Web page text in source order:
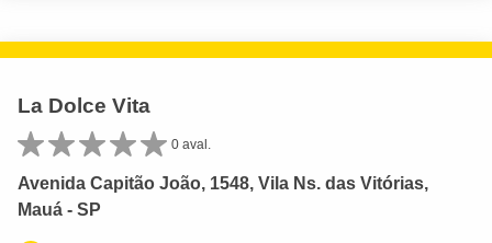
La Dolce Vita
0 aval.
Avenida Capitão João, 1548, Vila Ns. das Vitórias,
Mauá - SP